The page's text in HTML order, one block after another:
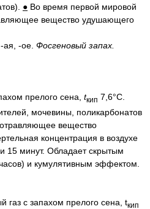
● Во время первой мировой
вещество удушающего
-ое. Фосгеновый запах.
прелого сена, tкип 7,6°C.
мочевины, поликарбонатов
вещество
концентрация в воздухе
15 минут. Обладает скрытым
и кумулятивным эффектом.
газ с запахом прелого сена, tкип